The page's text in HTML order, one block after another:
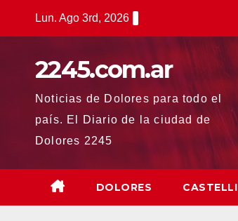
Lun. Ago 3rd, 2026
2245.com.ar
Noticias de Dolores para todo el
país. El Diario de la ciudad de
Dolores 2245
DOLORES CASTELLI